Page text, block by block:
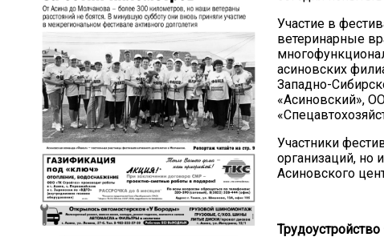
Участие в
ветеринарные
асиновских
Западно-
«Асиновский»,
Участники
организаций, но
Асиновского